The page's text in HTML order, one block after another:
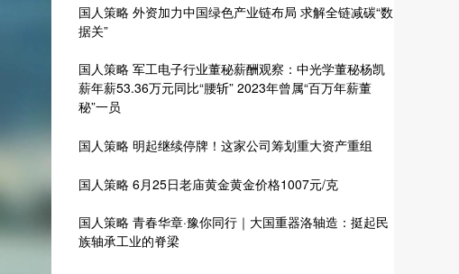
国人策略 外资加力中国绿色产业链布局 求解全链减碳“数
据关”
国人策略 军工电子行业董秘薪酬观察：中光学董秘杨凯
薪年薪53.36万元同比“腰斩” 2023年曾属“百万年薪董
秘”一员
国人策略 明起继续停牌！这家公司筹划重大资产重组
国人策略 6月25日老庙黄金黄金价格1007元/克
国人策略 青春华章·豫你同行｜大国重器洛轴造：挺起民
族轴承工业的脊梁